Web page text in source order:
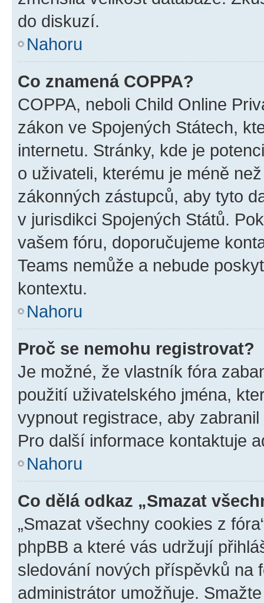
do diskuzí.
Nahoru
Co znamená COPPA?
COPPA, neboli Child Online
zákon ve Spojených Státech,
internetu. Stránky, kde je
o uživateli, kterému je méně
zákonných zástupců, aby tyto
v jurisdikci Spojených Států.
vašem fóru, doporučujeme
Teams nemůže a nebude
kontextu.
Nahoru
Proč se nemohu registrovat?
Je možné, že vlastník fóra
použití uživatelského jména,
vypnout registrace, aby
Pro další informace kontaktuje
Nahoru
Co dělá odkaz „Smazat
„Smazat všechny cookies z
phpBB a které vás udržují
sledování nových příspěvků na
administrátor umožňuje.